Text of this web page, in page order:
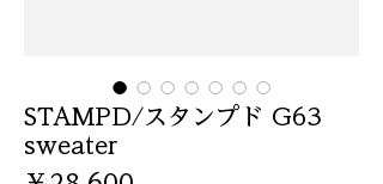
STAMPD/スタンプド G63
sweater